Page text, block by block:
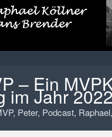
– Ein
im Jahr
, Peter, Podcast, Raphael,